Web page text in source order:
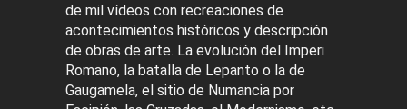
de mil vídeos con recreaciones de
acontecimientos históricos y descripción
de obras de arte. La evolución del Imperi
Romano, la batalla de Lepanto o la de
Gaugamela, el sitio de Numancia por